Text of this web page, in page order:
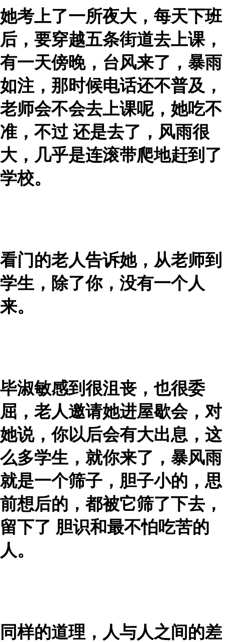
她考上了一所夜大，每天下班
后，要穿越五条街道去上课，
有一天傍晚，台风来了，暴雨
如注，那时候电话还不普及，
老师会不会去上课呢，她吃不
准，不过 还是去了，风雨很
大，几乎是连滚带爬地赶到了
学校。
看门的老人告诉她，从老师到
学生，除了你，没有一个人
来。
毕淑敏感到很沮丧，也很委
屈，老人邀请她进屋歇会，对
她说，你以后会有大出息，这
么多学生，就你来了，暴风雨
就是一个筛子，胆子小的，思
前想后的，都被它筛了下去，
留下了 胆识和最不怕吃苦的
人。
同样的道理，人与人之间的差